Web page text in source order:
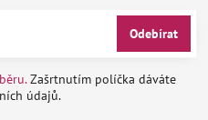
Odebírat
Zašrtnutím políčka dáváte
osobních údajů.